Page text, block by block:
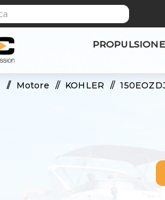
/ Motore / KOHLER /